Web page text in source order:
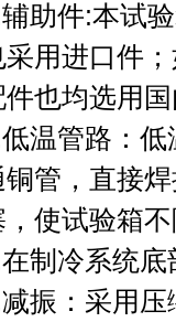
助件:本试
采用进口件
件也均选用
温管路：
铜管，直接
，使试验箱
制冷系统
振：采用